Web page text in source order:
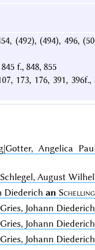
(492), (494), 496,
f., 848, 855
173, 176, 391, 396f.,
Angelica
Schlegel, August
Diederich an Schelling
Gries, Johann Diederich
Gries, Johann Diederich
Gries, Johann Diederich